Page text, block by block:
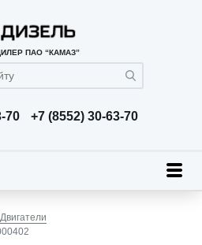
ПАО “КАМАЗ”
70 +7 (8552) 30-63-70
Двигатели